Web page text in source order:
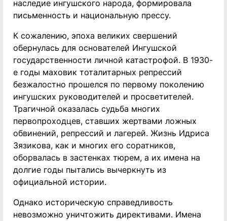
наследие ингушского народа, формировала
письменность и национальную прессу.
К сожалению, эпоха великих свершений
обернулась для основателей Ингушской
государственности личной катастрофой. В 1930-
е годы маховик тоталитарных репрессий
безжалостно прошелся по первому поколению
ингушских руководителей и просветителей.
Трагичной оказалась судьба многих
первопроходцев, ставших жертвами ложных
обвинений, репрессий и лагерей. Жизнь Идриса
Зязикова, как и многих его соратников,
оборвалась в застенках тюрем, а их имена на
долгие годы пытались вычеркнуть из
официальной истории.
Однако историческую справедливость
невозможно уничтожить директивами. Имена